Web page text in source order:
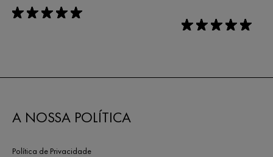
rating: 5 out of 5
rating: 5 out of 5
A NOSSA POLÍTICA
Política de Privacidade